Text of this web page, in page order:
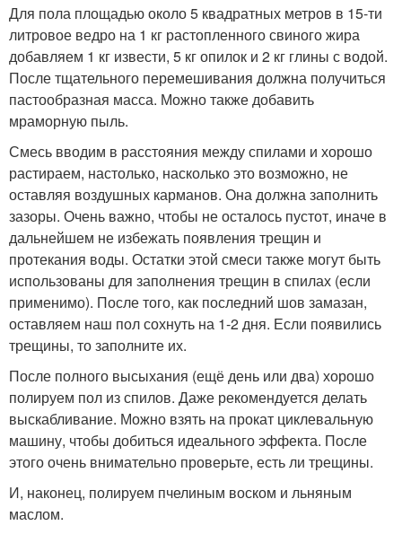
Для пола площадью около 5 квадратных метров в 15-ти
литровое ведро на 1 кг растопленного свиного жира
добавляем 1 кг извести, 5 кг опилок и 2 кг глины с водой.
После тщательного перемешивания должна получиться
пастообразная масса. Можно также добавить
мраморную пыль.
Смесь вводим в расстояния между спилами и хорошо
растираем, настолько, насколько это возможно, не
оставляя воздушных карманов. Она должна заполнить
зазоры. Очень важно, чтобы не осталось пустот, иначе в
дальнейшем не избежать появления трещин и
протекания воды. Остатки этой смеси также могут быть
использованы для заполнения трещин в спилах (если
применимо). После того, как последний шов замазан,
оставляем наш пол сохнуть на 1-2 дня. Если появились
трещины, то заполните их.
После полного высыхания (ещё день или два) хорошо
полируем пол из спилов. Даже рекомендуется делать
выскабливание. Можно взять на прокат циклевальную
машину, чтобы добиться идеального эффекта. После
этого очень внимательно проверьте, есть ли трещины.
И, наконец, полируем пчелиным воском и льняным
маслом.